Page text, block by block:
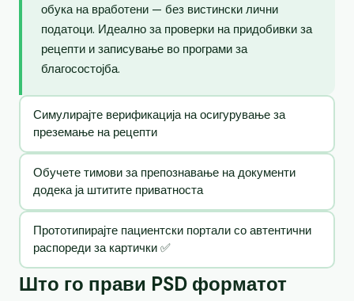
обука на вработени — без вистински лични
податоци. Идеално за проверки на придобивки за
рецепти и записување во програми за
благосостојба.
Симулирајте верификација на осигурување за
преземање на рецепти
Обучете тимови за препознавање на документи
додека ја штитите приватноста
Прототипирајте пациентски портали со автентични
распореди за картички ✅
Што го прави PSD форматот